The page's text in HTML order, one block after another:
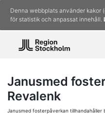
Denna webbplats använder kakor
för statistik och anpassat innehåll.
Janusmed
Revalenk
Janusmed fosterpåverkan